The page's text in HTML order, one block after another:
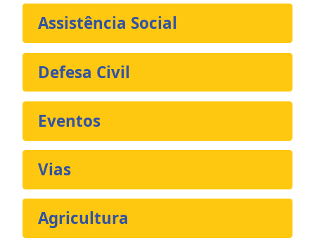
Assistência Social
Defesa Civil
Eventos
Vias
Agricultura